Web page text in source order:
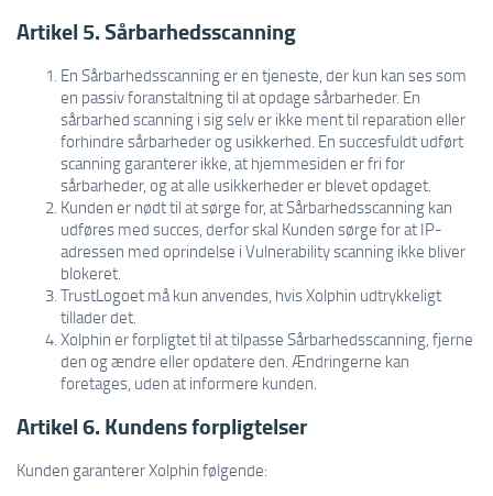
Artikel 5. Sårbarhedsscanning
En Sårbarhedsscanning er en tjeneste, der kun kan ses som
en passiv foranstaltning til at opdage sårbarheder. En
sårbarhed scanning i sig selv er ikke ment til reparation eller
forhindre sårbarheder og usikkerhed. En succesfuldt udført
scanning garanterer ikke, at hjemmesiden er fri for
sårbarheder, og at alle usikkerheder er blevet opdaget.
Kunden er nødt til at sørge for, at Sårbarhedsscanning kan
udføres med succes, derfor skal Kunden sørge for at IP-
adressen med oprindelse i Vulnerability scanning ikke bliver
blokeret.
TrustLogoet må kun anvendes, hvis Xolphin udtrykkeligt
tillader det.
Xolphin er forpligtet til at tilpasse Sårbarhedsscanning, fjerne
den og ændre eller opdatere den. Ændringerne kan
foretages, uden at informere kunden.
Artikel 6. Kundens forpligtelser
Kunden garanterer Xolphin følgende: